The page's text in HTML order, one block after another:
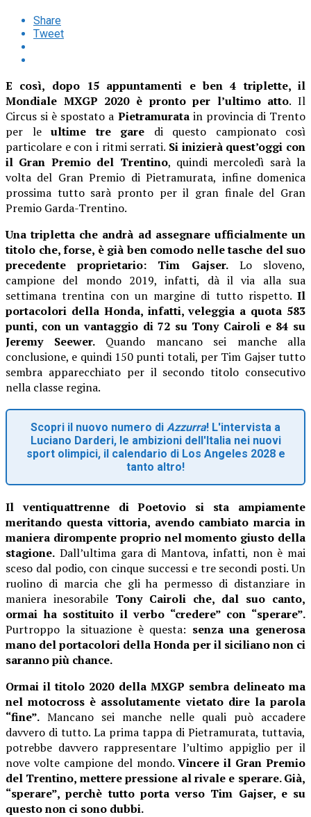
Share
Tweet
E così, dopo 15 appuntamenti e ben 4 triplette, il
Mondiale MXGP 2020 è pronto per l’ultimo atto. Il
Circus si è spostato a Pietramuratain provincia di Trento
per le ultime tre gare di questo campionato così
particolare e con i ritmi serrati. Si inizierà quest’oggi con
il Gran Premio del Trentino, quindi mercoledì sarà la
volta del Gran Premio di Pietramurata, infine domenica
prossima tutto sarà pronto per il gran finale del Gran
Premio Garda-Trentino.
Una tripletta che andrà ad assegnare ufficialmente un
titolo che, forse, è già ben comodo nelle tasche del suo
precedente proprietario: Tim Gajser.Lo sloveno,
campione del mondo 2019, infatti, dà il via alla sua
settimana trentina con un margine di tutto rispetto. Il
portacolori della Honda, infatti, veleggia a quota 583
punti, con un vantaggio di 72 su Tony Cairoli e 84 su
Jeremy Seewer.Quando mancano sei manche alla
conclusione, e quindi 150 punti totali, per Tim Gajser tutto
sembra apparecchiato per il secondo titolo consecutivo
nella classe regina.
Scopri il nuovo numero di Azzurra! L'intervista a
Luciano Darderi, le ambizioni dell'Italia nei nuovi
sport olimpici, il calendario di Los Angeles 2028 e
tanto altro!
Il ventiquattrenne di Poetovio si sta ampiamente
meritando questa vittoria, avendo cambiato marcia in
maniera dirompente proprio nel momento giusto della
stagione. Dall’ultima gara di Mantova, infatti, non è mai
sceso dal podio, con cinque successi e tre secondi posti. Un
ruolino di marcia che gli ha permesso di distanziare in
maniera inesorabile Tony Cairoli che, dal suo canto,
ormai ha sostituito il verbo “credere” con “sperare”.
Purtroppo la situazione è questa: senza una generosa
mano del portacolori della Honda per il siciliano non ci
saranno più chance.
Ormai il titolo 2020 della MXGP sembra delineato ma
nel motocross è assolutamente vietato dire la parola
“fine”. Mancano sei manche nelle quali può accadere
davvero di tutto. La prima tappa di Pietramurata, tuttavia,
potrebbe davvero rappresentare l’ultimo appiglio per il
nove volte campione del mondo.Vincere il Gran Premio
del Trentino, mettere pressione al rivale e sperare. Già,
“sperare”, perchè tutto porta verso Tim Gajser, e su
questo non ci sono dubbi.